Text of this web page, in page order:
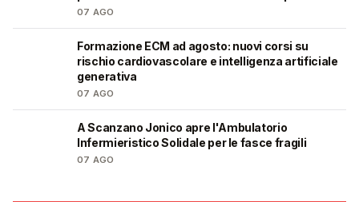
07 AGO
Formazione ECM ad agosto: nuovi corsi su
rischio cardiovascolare e intelligenza artificiale
generativa
07 AGO
A Scanzano Jonico apre l'Ambulatorio
Infermieristico Solidale per le fasce fragili
07 AGO